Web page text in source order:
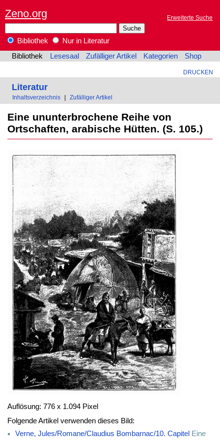
Zeno.org Erweiterte Suche
Bibliothek
Nur in Literatur
Bibliothek
Lesesaal Zufälliger Artikel Kategorien Shop
DRUCKEN
Literatur
Inhaltsverzeichnis Zufälliger Artikel
Eine ununterbrochene Reihe von
Ortschaften, arabische Hütten. (S. 105.)
Auflösung: 776 x 1.094 Pixel
Folgende Artikel verwenden dieses Bild:
Verne, Jules/Romane/Claudius Bombarnac/10. Capitel Eine